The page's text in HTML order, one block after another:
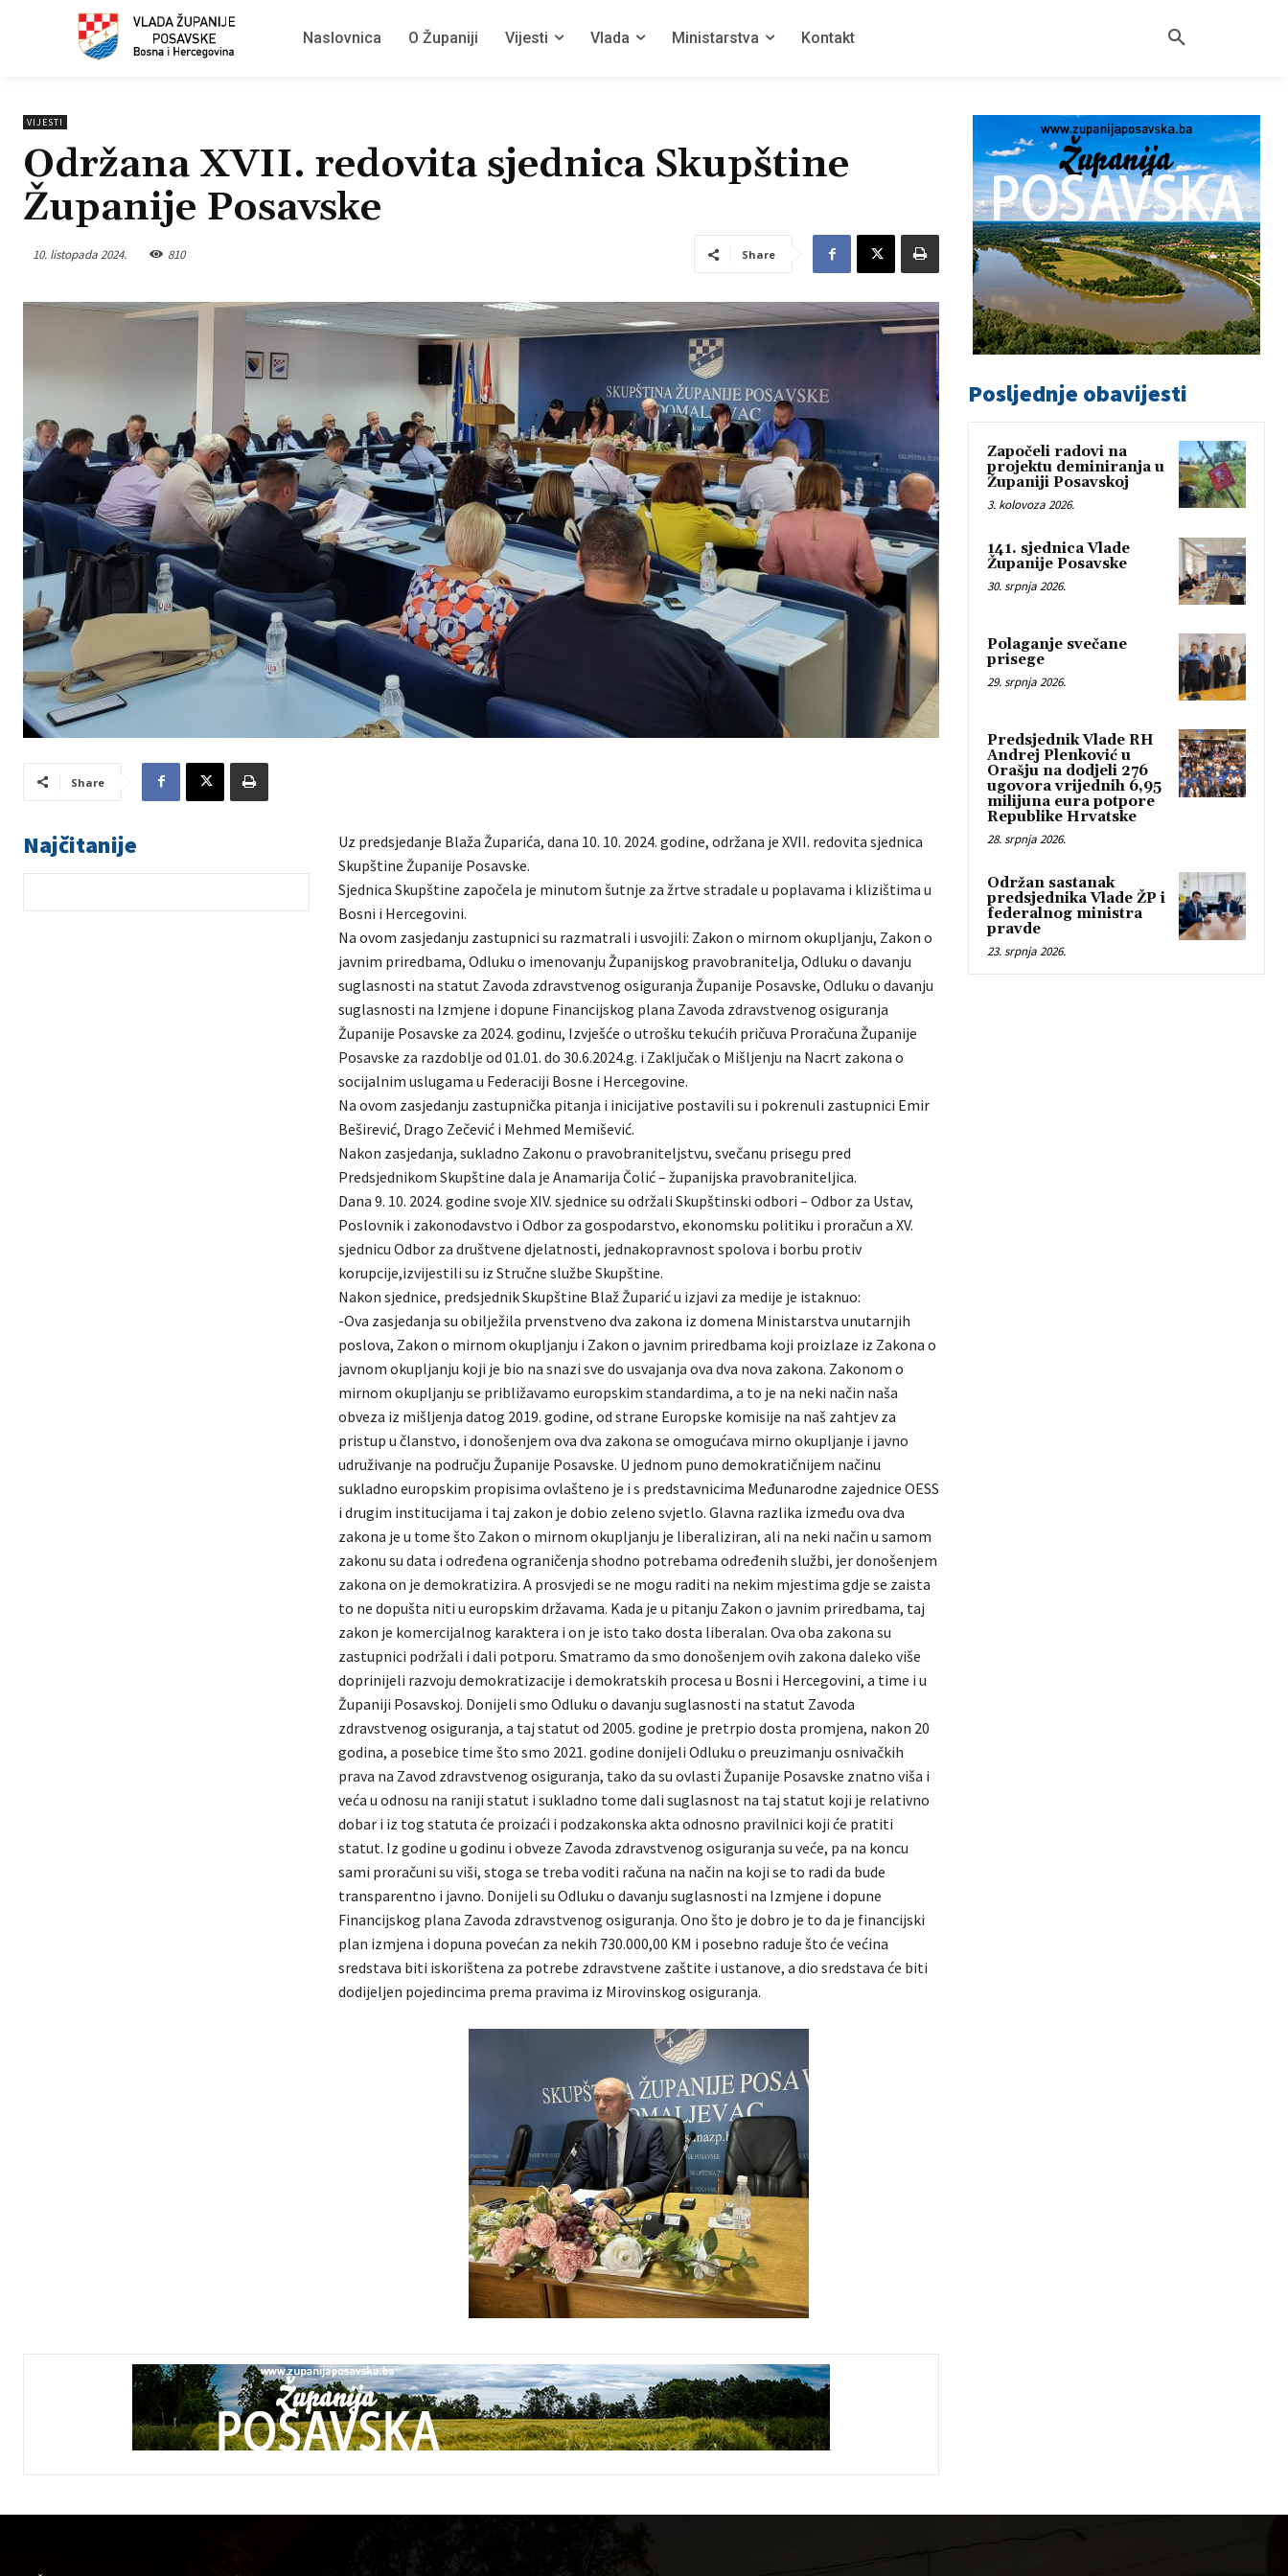
Naslovnica O Županiji Vijesti Vlada Ministarstva Kontakt
VIJESTI
Održana XVII. redovita sjednica Skupštine
Županije Posavske
10. listopada 2024. 810 Share
Share
Najčitanije
Uz predsjedanje Blaža Župarića, dana 10. 10. 2024. godine, održana je XVII. redovita sjednica
Skupštine Županije Posavske.
Sjednica Skupštine započela je minutom šutnje za žrtve stradale u poplavama i klizištima u
Bosni i Hercegovini.
Na ovom zasjedanju zastupnici su razmatrali i usvojili: Zakon o mirnom okupljanju, Zakon o
javnim priredbama, Odluku o imenovanju Županijskog pravobranitelja, Odluku o davanju
suglasnosti na statut Zavoda zdravstvenog osiguranja Županije Posavske, Odluku o davanju
suglasnosti na Izmjene i dopune Financijskog plana Zavoda zdravstvenog osiguranja
Županije Posavske za 2024. godinu, Izvješće o utrošku tekućih pričuva Proračuna Županije
Posavske za razdoblje od 01.01. do 30.6.2024.g. i Zaključak o Mišljenju na Nacrt zakona o
socijalnim uslugama u Federaciji Bosne i Hercegovine.
Na ovom zasjedanju zastupnička pitanja i inicijative postavili su i pokrenuli zastupnici Emir
Beširević, Drago Zečević i Mehmed Memišević.
Nakon zasjedanja, sukladno Zakonu o pravobraniteljstvu, svečanu prisegu pred
Predsjednikom Skupštine dala je Anamarija Čolić – županijska pravobraniteljica.
Dana 9. 10. 2024. godine svoje XIV. sjednice su održali Skupštinski odbori – Odbor za Ustav,
Poslovnik i zakonodavstvo i Odbor za gospodarstvo, ekonomsku politiku i proračun a XV.
sjednicu Odbor za društvene djelatnosti, jednakopravnost spolova i borbu protiv
korupcije,izvijestili su iz Stručne službe Skupštine.
Nakon sjednice, predsjednik Skupštine Blaž Župarić u izjavi za medije je istaknuo:
-Ova zasjedanja su obilježila prvenstveno dva zakona iz domena Ministarstva unutarnjih
poslova, Zakon o mirnom okupljanju i Zakon o javnim priredbama koji proizlaze iz Zakona o
javnom okupljanju koji je bio na snazi sve do usvajanja ova dva nova zakona. Zakonom o
mirnom okupljanju se približavamo europskim standardima, a to je na neki način naša
obveza iz mišljenja datog 2019. godine, od strane Europske komisije na naš zahtjev za
pristup u članstvo, i donošenjem ova dva zakona se omogućava mirno okupljanje i javno
udruživanje na području Županije Posavske. U jednom puno demokratičnijem načinu
sukladno europskim propisima ovlašteno je i s predstavnicima Međunarodne zajednice OESS
i drugim institucijama i taj zakon je dobio zeleno svjetlo. Glavna razlika između ova dva
zakona je u tome što Zakon o mirnom okupljanju je liberaliziran, ali na neki način u samom
zakonu su data i određena ograničenja shodno potrebama određenih službi, jer donošenjem
zakona on je demokratizira. A prosvjedi se ne mogu raditi na nekim mjestima gdje se zaista
to ne dopušta niti u europskim državama. Kada je u pitanju Zakon o javnim priredbama, taj
zakon je komercijalnog karaktera i on je isto tako dosta liberalan. Ova oba zakona su
zastupnici podržali i dali potporu. Smatramo da smo donošenjem ovih zakona daleko više
doprinijeli razvoju demokratizacije i demokratskih procesa u Bosni i Hercegovini, a time i u
Županiji Posavskoj. Donijeli smo Odluku o davanju suglasnosti na statut Zavoda
zdravstvenog osiguranja, a taj statut od 2005. godine je pretrpio dosta promjena, nakon 20
godina, a posebice time što smo 2021. godine donijeli Odluku o preuzimanju osnivačkih
prava na Zavod zdravstvenog osiguranja, tako da su ovlasti Županije Posavske znatno viša i
veća u odnosu na raniji statut i sukladno tome dali suglasnost na taj statut koji je relativno
dobar i iz tog statuta će proizaći i podzakonska akta odnosno pravilnici koji će pratiti
statut. Iz godine u godinu i obveze Zavoda zdravstvenog osiguranja su veće, pa na koncu
sami proračuni su viši, stoga se treba voditi računa na način na koji se to radi da bude
transparentno i javno. Donijeli su Odluku o davanju suglasnosti na Izmjene i dopune
Financijskog plana Zavoda zdravstvenog osiguranja. Ono što je dobro je to da je financijski
plan izmjena i dopuna povećan za nekih 730.000,00 KM i posebno raduje što će većina
sredstava biti iskorištena za potrebe zdravstvene zaštite i ustanove, a dio sredstava će biti
dodijeljen pojedincima prema pravima iz Mirovinskog osiguranja.
Posljednje obavijesti
Započeli radovi na
projektu deminiranja u
Županiji Posavskoj
3. kolovoza 2026.
141. sjednica Vlade
Županije Posavske
30. srpnja 2026.
Polaganje svečane
prisege
29. srpnja 2026.
Predsjednik Vlade RH
Andrej Plenković u
Orašju na dodjeli 276
ugovora vrijednih 6,95
milijuna eura potpore
Republike Hrvatske
28. srpnja 2026.
Održan sastanak
predsjednika Vlade ŽP i
federalnog ministra
pravde
23. srpnja 2026.